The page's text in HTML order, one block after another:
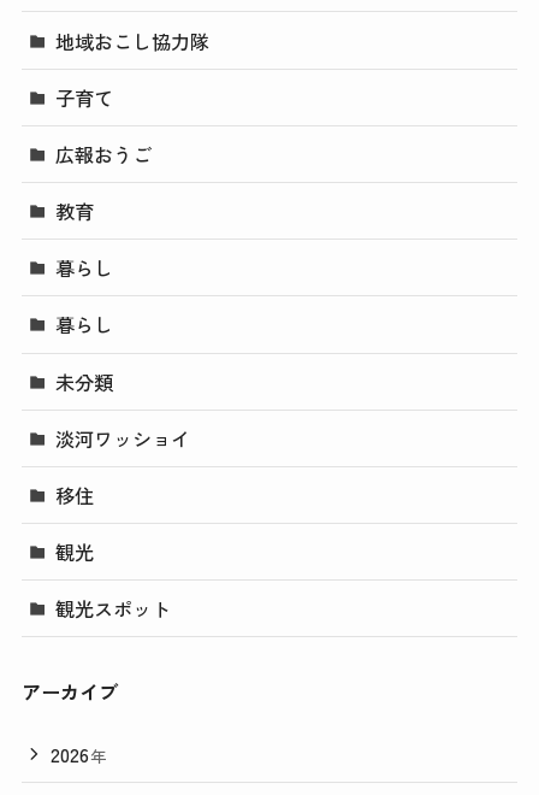
地域おこし協力隊
子育て
広報おうご
教育
暮らし
暮らし
未分類
淡河ワッショイ
移住
観光
観光スポット
アーカイブ
2026年